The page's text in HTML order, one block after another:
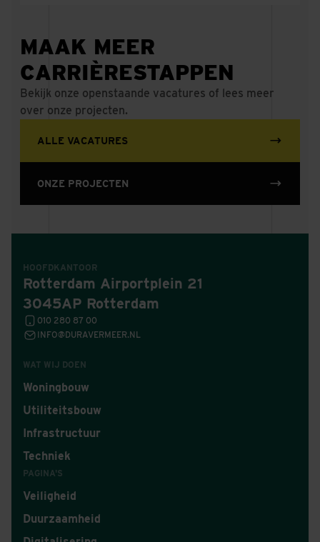
MAAK MEER
CARRIÈRESTAPPEN
Bekijk onze openstaande vacatures of lees meer
over onze projecten.
ALLE VACATURES
ONZE PROJECTEN
WAT WIJ DOEN
Woningbouw
Utiliteitsbouw
Infrastructuur
Techniek
PAGINA'S
Veiligheid
Duurzaamheid
HOOFDKANTOOR
Rotterdam Airportplein 21
3045AP Rotterdam
010 280 87 00
INFO@DURAVERMEER.NL